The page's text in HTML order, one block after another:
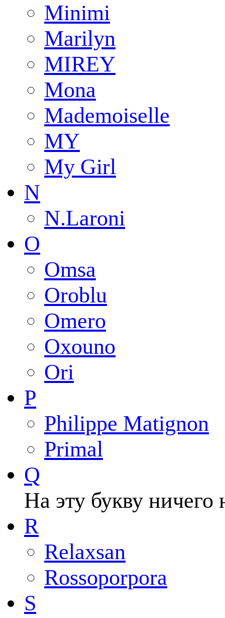
Minimi
Marilyn
MIREY
Mona
Mademoiselle
MY
My Girl
N
N.Laroni
O
Omsa
Oroblu
Omero
Oxouno
Ori
P
Philippe Matignon
Primal
Q
На эту букву ничего
R
Relaxsan
Rossoporpora
S